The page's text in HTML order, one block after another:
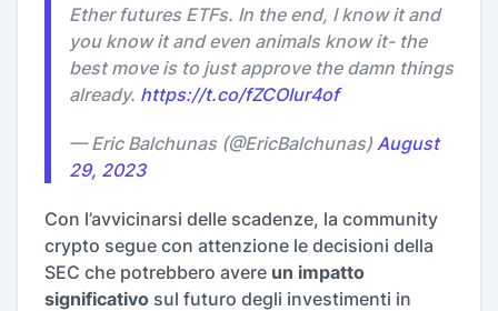
Ether futures ETFs. In the end, I know it and
you know it and even animals know it- the
best move is to just approve the damn things
already. https://t.co/fZCOIur4of
— Eric Balchunas (@EricBalchunas) August
29, 2023
Con l’avvicinarsi delle scadenze, la community
crypto segue con attenzione le decisioni della
SEC che potrebbero avere un impatto
significativo sul futuro degli investimenti in